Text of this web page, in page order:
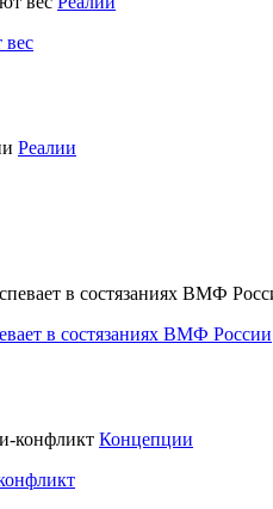
Реалии
в состязаниях ВМФ России
Концепции